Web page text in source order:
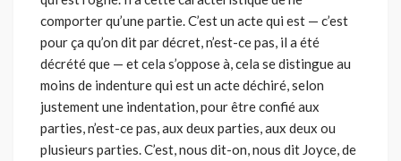
comporter qu’une partie. C’est un acte qui est — c’est
pour ça qu’on dit par décret, n’est-ce pas, il a été
décrété que — et cela s’oppose à, cela se distingue au
moins de indenture qui est un acte déchiré, selon
justement une indentation, pour être confié aux
parties, n’est-ce pas, aux deux parties, aux deux ou
plusieurs parties. C’est, nous dit-on, nous dit Joyce, de